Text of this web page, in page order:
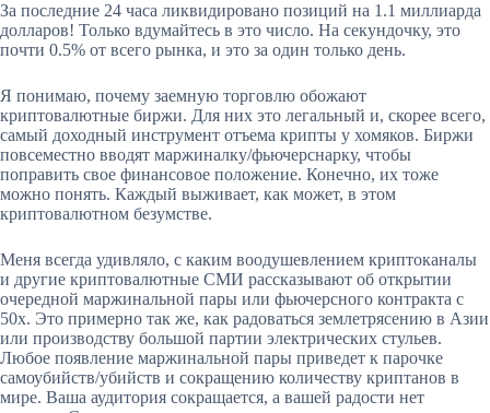
За последние 24 часа ликвидировано позиций на 1.1 миллиарда
долларов! Только вдумайтесь в это число. На секундочку, это
почти 0.5% от всего рынка, и это за один только день.
Я понимаю, почему заемную торговлю обожают
криптовалютные биржи. Для них это легальный и, скорее всего,
самый доходный инструмент отъема крипты у хомяков. Биржи
повсеместно вводят маржиналку/фьючерснарку, чтобы
поправить свое финансовое положение. Конечно, их тоже
можно понять. Каждый выживает, как может, в этом
криптовалютном безумстве.
Меня всегда удивляло, с каким воодушевлением криптоканалы
и другие криптовалютные СМИ рассказывают об открытии
очередной маржинальной пары или фьючерсного контракта с
50х. Это примерно так же, как радоваться землетрясению в Азии
или производству большой партии электрических стульев.
Любое появление маржинальной пары приведет к парочке
самоубийств/убийств и сокращению количеству криптанов в
мире. Ваша аудитория сокращается, а вашей радости нет